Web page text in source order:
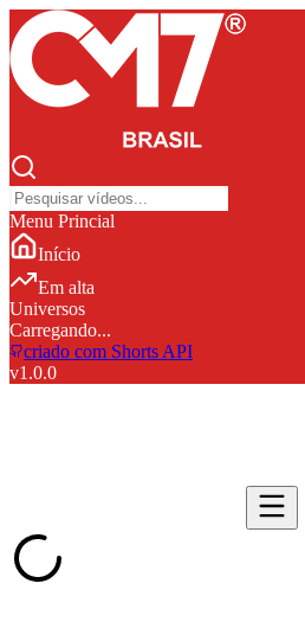
Menu Princial
Início
Em alta
Universos
Carregando...
criado com Shorts API
v1.0.0